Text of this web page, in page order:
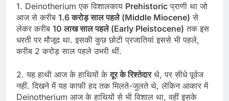
1. Deinotherium एक विशालकाय Prehistoric प्राणी था जो
आज से करीब 1.6 करोड़ साल पहले (Middle Miocene) से
लेकर करीब 10 लाख साल पहले (Early Pleistocene) तक इस
धरती पर मौजूद था. इसकी कुछ छोटी प्रजातियां इससे भी पहले,
करीब 2 करोड़ साल पहले उभरी थीं.
2. यह हाथी आज के हाथियों केदूर के रिश्तेदारथे, पर सीधे पूर्वज
नहीं. दिखने में यह काफी हद तक मिलते-जुलते थे, लेकिन आकार में
Deinotherium आज के हाथियों से भी विशाल था, वहीं इसके